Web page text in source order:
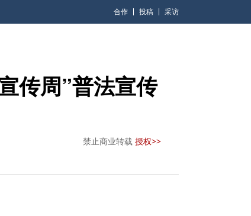
合作 投稿 采访
传周”普法宣传
禁止商业转载 授权>>